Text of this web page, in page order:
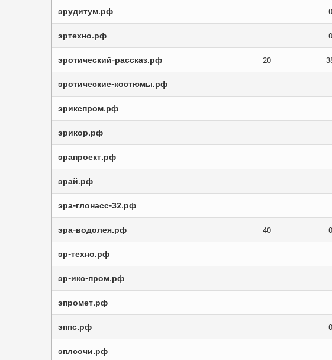
эрудитум.рф 0
эртехно.рф 0
эротический-рассказ.рф 20
эротические-костюмы.рф
эрикспром.рф
эрикор.рф
эрапроект.рф
эрай.рф
эра-глонасс-32.рф
эра-водолея.рф 40 0
эр-техно.рф
эр-икс-пром.рф
эпромет.рф
эппс.рф 0
эплсочи.рф